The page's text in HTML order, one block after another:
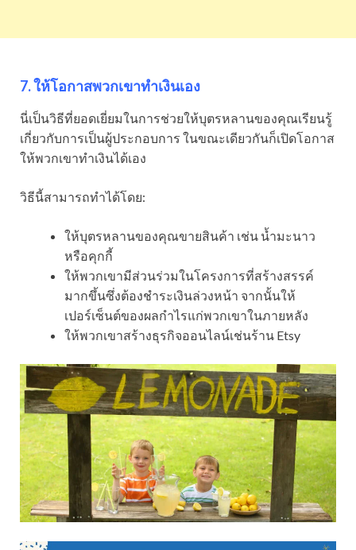
7. ให้โอกาสพวกเขาทำเงินเอง
นี่เป็นวิธีที่ยอดเยี่ยมในการช่วยให้บุตรหลานของคุณเรียนรู้
เกี่ยวกับการเป็นผู้ประกอบการ ในขณะเดียวกันก็เปิดโอกาส
ให้พวกเขาทำเงินได้เอง
วิธีนี้สามารถทำได้โดย:
ให้บุตรหลานของคุณขายสินค้า เช่น น้ำมะนาว
หรือคุกกี้
ให้พวกเขามีส่วนร่วมในโครงการที่สร้างสรรค์
มากขึ้นซึ่งต้องชำระเงินล่วงหน้า จากนั้นให้
เปอร์เซ็นต์ของผลกำไรแก่พวกเขาในภายหลัง
ให้พวกเขาสร้างธุรกิจออนไลน์เช่นร้าน Etsy